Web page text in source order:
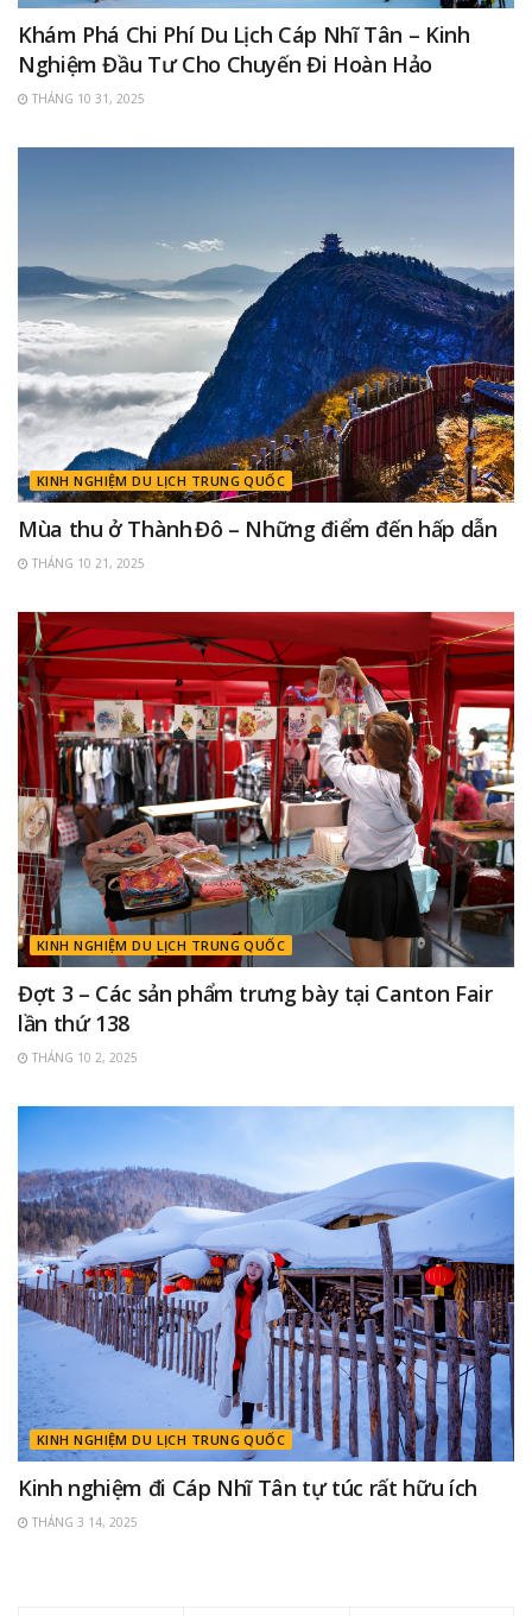
Khám Phá Chi Phí Du Lịch Cáp Nhĩ Tân – Kinh
Nghiệm Đầu Tư Cho Chuyến Đi Hoàn Hảo
THÁNG 10 31, 2025
KINH NGHIỆM DU LỊCH TRUNG QUỐC
Mùa thu ở Thành Đô – Những điểm đến hấp dẫn
THÁNG 10 21, 2025
KINH NGHIỆM DU LỊCH TRUNG QUỐC
Đợt 3 – Các sản phẩm trưng bày tại Canton Fair
lần thứ 138
THÁNG 10 2, 2025
KINH NGHIỆM DU LỊCH TRUNG QUỐC
Kinh nghiệm đi Cáp Nhĩ Tân tự túc rất hữu ích
THÁNG 3 14, 2025